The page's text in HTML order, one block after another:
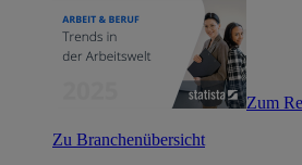
Zum
Zu Branchenübersicht